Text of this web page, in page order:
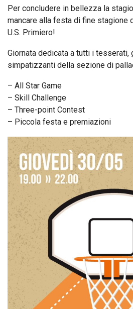
Per concludere in bellezza la
mancare alla festa di fine stagione
U.S. Primiero!
Giornata dedicata a tutti i tesserati,
simpatizzanti della sezione di
– All Star Game
– Skill Challenge
– Three-point Contest
– Piccola festa e premiazioni